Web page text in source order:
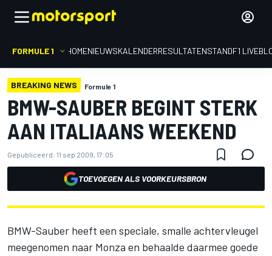
FORMULE 1 HOMENIEUWSKALENDERRESULTATENSTANDF1
BREAKING NEWS Formule 1
BMW-SAUBER BEGINT STERK
AAN ITALIAANS WEEKEND
Gepubliceerd: 11 sep 2009, 17:05
TOEVOEGEN ALS VOORKEURSBRON
BMW-Sauber heeft een speciale, smalle achtervleugel
meegenomen naar Monza en behaalde daarmee goede